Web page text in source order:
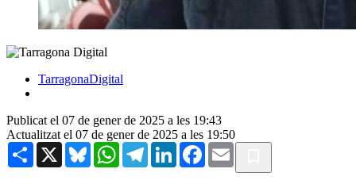
TarragonaDigital
Publicat el 07 de gener de 2025 a les 19:43
Actualitzat el 07 de gener de 2025 a les 19:50
Share X BlueskyWhatsAppTelegramLinkedInFacebook
Email